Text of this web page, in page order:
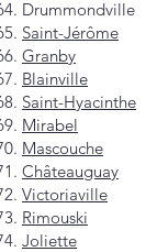
Drummondville
Saint-Jérôme
Granby
Blainville
Saint-Hyacinthe
Mirabel
Mascouche
Châteauguay
Victoriaville
Rimouski
Joliette